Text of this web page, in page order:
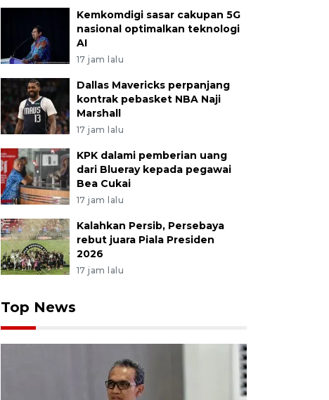
Kemkomdigi sasar cakupan 5G
nasional optimalkan teknologi
AI
17 jam lalu
Dallas Mavericks perpanjang
kontrak pebasket NBA Naji
Marshall
17 jam lalu
KPK dalami pemberian uang
dari Blueray kepada pegawai
Bea Cukai
17 jam lalu
Kalahkan Persib, Persebaya
rebut juara Piala Presiden
2026
17 jam lalu
Top News